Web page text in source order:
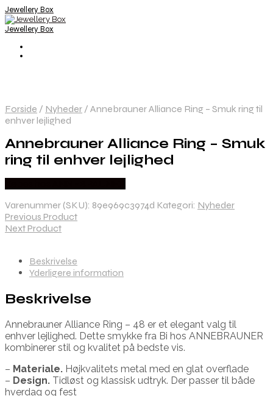
Jewellery Box
Jewellery Box
Forside / Nyheder / Annebrauner Alliance Ring – Smuk ring til
enhver lejlighed
Annebrauner Alliance Ring – Smuk
ring til enhver lejlighed
Varenummer (SKU): 89e969c3974d Kategori: Nyheder
Previous Product
Next Product
Beskrivelse
Yderligere information
Beskrivelse
Annebrauner Alliance Ring – 48 er et elegant valg til
enhver lejlighed. Dette smykke fra Bi hos ANNEBRAUNER
kombinerer stil og kvalitet på bedste vis.
– Materiale. Højkvalitets metal med en glat overflade
– Design. Tidløst og klassisk udtryk. Der passer til både
hverdag og fest